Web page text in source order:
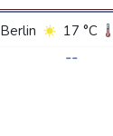
Berlin 17 °C
Frankfurt am Main
--